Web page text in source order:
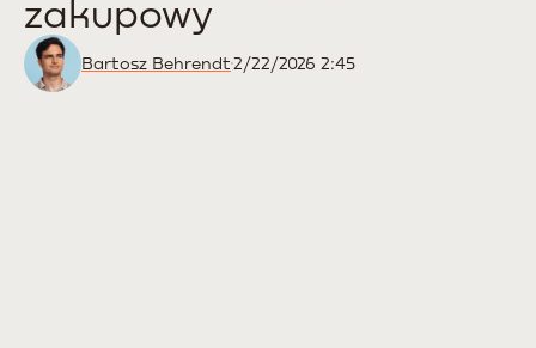
zakupowy
Bartosz Behrendt2/22/2026 2:45